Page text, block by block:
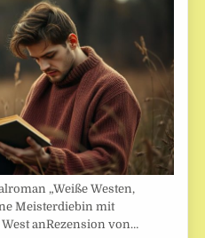
„Weiße Westen,
Meisterdiebin mit
anRezension von…